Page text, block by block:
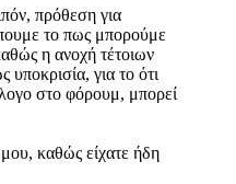
πρόθεση για
το πως μπορούμε
η ανοχή τέτοιων
για το ότι
στο φόρουμ, μπορεί
καθώς είχατε ήδη